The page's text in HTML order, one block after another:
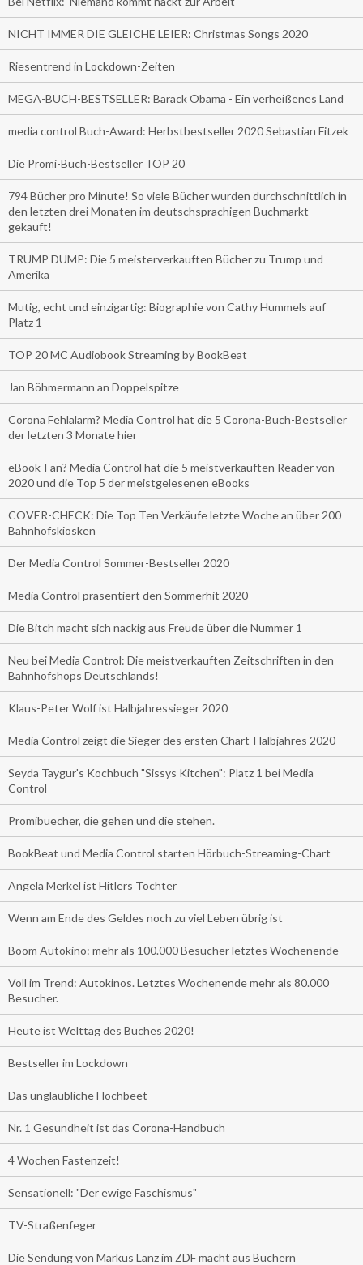
NICHT IMMER DIE GLEICHE LEIER: Christmas Songs 2020
Riesentrend in Lockdown-Zeiten
MEGA-BUCH-BESTSELLER: Barack Obama - Ein verheißenes Land
media control Buch-Award: Herbstbestseller 2020 Sebastian Fitzek
Die Promi-Buch-Bestseller TOP 20
794 Bücher pro Minute! So viele Bücher wurden durchschnittlich in
den letzten drei Monaten im deutschsprachigen Buchmarkt
gekauft!
TRUMP DUMP: Die 5 meisterverkauften Bücher zu Trump und
Amerika
Mutig, echt und einzigartig: Biographie von Cathy Hummels auf
Platz 1
TOP 20 MC Audiobook Streaming by BookBeat
Jan Böhmermann an Doppelspitze
Corona Fehlalarm? Media Control hat die 5 Corona-Buch-Bestseller
der letzten 3 Monate hier
eBook-Fan? Media Control hat die 5 meistverkauften Reader von
2020 und die Top 5 der meistgelesenen eBooks
COVER-CHECK: Die Top Ten Verkäufe letzte Woche an über 200
Bahnhofskiosken
Der Media Control Sommer-Bestseller 2020
Media Control präsentiert den Sommerhit 2020
Die Bitch macht sich nackig aus Freude über die Nummer 1
Neu bei Media Control: Die meistverkauften Zeitschriften in den
Bahnhofshops Deutschlands!
Klaus-Peter Wolf ist Halbjahressieger 2020
Media Control zeigt die Sieger des ersten Chart-Halbjahres 2020
Seyda Taygur's Kochbuch "Sissys Kitchen": Platz 1 bei Media
Control
Promibuecher, die gehen und die stehen.
BookBeat und Media Control starten Hörbuch-Streaming-Chart
Angela Merkel ist Hitlers Tochter
Wenn am Ende des Geldes noch zu viel Leben übrig ist
Boom Autokino: mehr als 100.000 Besucher letztes Wochenende
Voll im Trend: Autokinos. Letztes Wochenende mehr als 80.000
Besucher.
Heute ist Welttag des Buches 2020!
Bestseller im Lockdown
Das unglaubliche Hochbeet
Nr. 1 Gesundheit ist das Corona-Handbuch
4 Wochen Fastenzeit!
Sensationell: "Der ewige Faschismus"
TV-Straßenfeger
Die Sendung von Markus Lanz im ZDF macht aus Büchern